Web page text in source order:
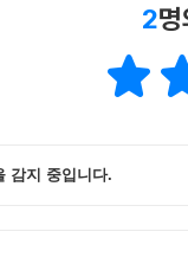
2
감지 중입니다.